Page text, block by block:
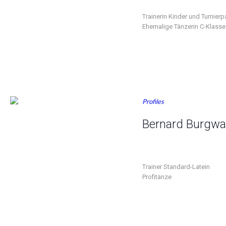
Trainerin Kinder und
Ehemalige Tänzerin C-Klasse
Profiles
Bernard
Trainer Standard-Latein
Profitänze